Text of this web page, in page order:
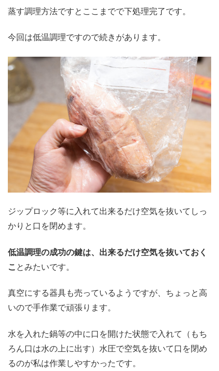
蒸す調理方法ですとここまでで下処理完了です。
今回は低温調理ですので続きがあります。
ジップロック等に入れて出来るだけ空気を抜いてしっ
かりと口を閉めます。
低温調理の成功の鍵は、出来るだけ空気を抜いておく
こ とみたいです。
真空にする器具も売っているようですが、ちょっと高
いので手作業で頑張ります。
水を入れた鍋等の中に口を開けた状態で入れて（もち
ろん口は水の上に出す）水圧で空気を抜いて口を閉め
るのが私は作業しやすかったです。